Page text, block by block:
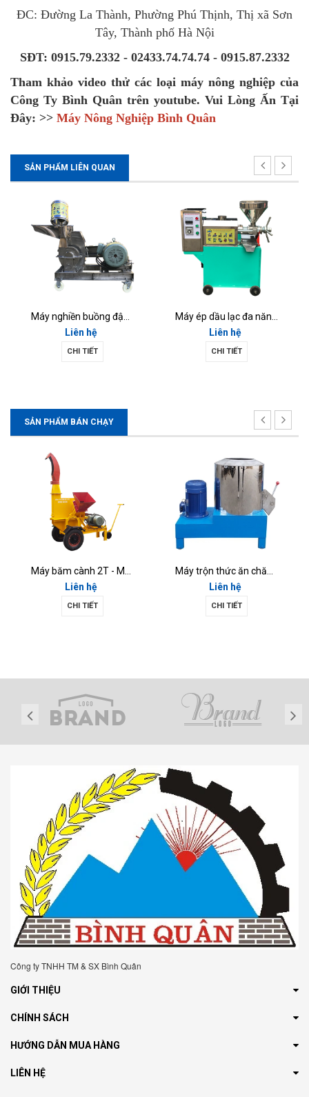
ĐC: Đường La Thành, Phường Phú Thịnh, Thị xã Sơn
Tây, Thành phố Hà Nội
SĐT: 0915.79.2332 - 02433.74.74.74 - 0915.87.2332
Tham khảo video thử các loại máy nông nghiệp của
Công Ty Bình Quân trên youtube. Vui Lòng Ấn Tại
Đây: >> Máy Nông Nghiệp Bình Quân
SẢN PHẨM LIÊN QUAN
Liên hệ
CHI TIẾT
Liên hệ
CHI TIẾT
SẢN PHẨM BÁN CHẠY
Liên hệ
CHI TIẾT
Liên hệ
CHI TIẾT
Công ty TNHH TM & SX Bình Quân
GIỚI THIỆU
CHÍNH SÁCH
HƯỚNG DẪN MUA HÀNG
LIÊN HỆ